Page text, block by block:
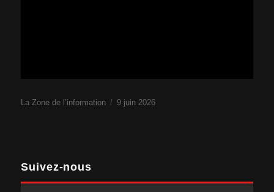
La Zone de l’information
Publié
9 juin 2026
Suivez-nous